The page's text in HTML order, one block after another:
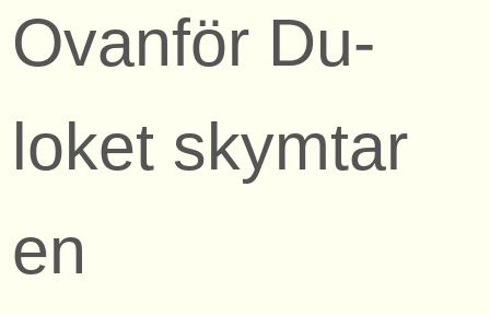
Ovanför Du-
loket skymtar
en